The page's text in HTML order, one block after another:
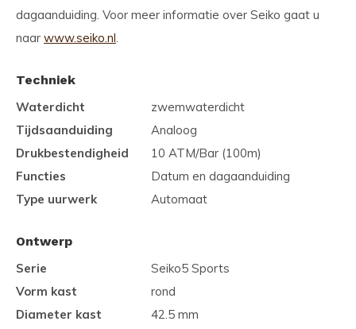
dagaanduiding. Voor meer informatie over Seiko gaat u
naar www.seiko.nl.
Techniek
Waterdicht
zwemwaterdicht
Tijdsaanduiding
Analoog
Drukbestendigheid
10 ATM/Bar (100m)
Functies
Datum en dagaanduiding
Type uurwerk
Automaat
Ontwerp
Serie
Seiko5 Sports
Vorm kast
rond
Diameter kast
42.5 mm